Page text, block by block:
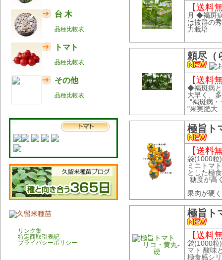
台 木
品種比較表
トマト
品種比較表
その他
品種比較表
リンク集
特定商取引表記
プライバシーポリシー
【送料
月 ◆褐斑
は抜群の
力栽培
頼尽（
【送料
◆褐斑病
大早く、
"褐斑病・
"果実肥大
極旨ト
【送料
袋(1000
ミニトマ
とした極
糖度が高
果肉が硬
極旨ト
【送料
袋(1000
マト 酸味
極食感シ